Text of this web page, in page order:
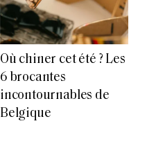
Où chiner cet été ? Les
6 brocantes
incontournables de
Belgique